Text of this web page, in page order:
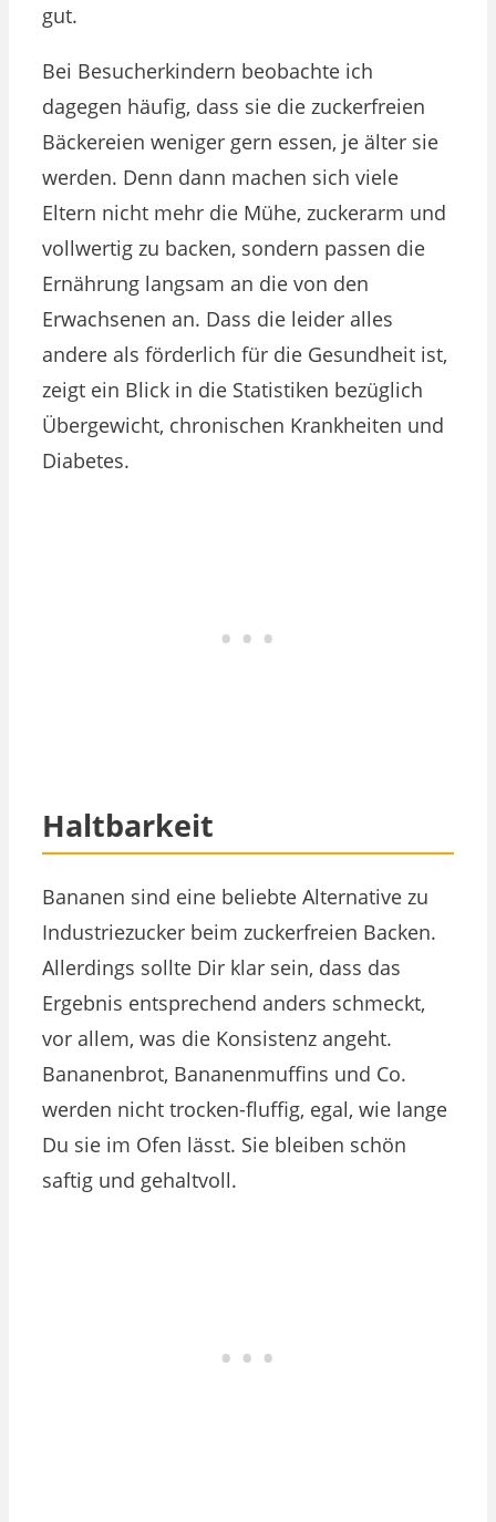
gut.
Bei Besucherkindern beobachte ich
dagegen häufig, dass sie die zuckerfreien
Bäckereien weniger gern essen, je älter sie
werden. Denn dann machen sich viele
Eltern nicht mehr die Mühe, zuckerarm und
vollwertig zu backen, sondern passen die
Ernährung langsam an die von den
Erwachsenen an. Dass die leider alles
andere als förderlich für die Gesundheit ist,
zeigt ein Blick in die Statistiken bezüglich
Übergewicht, chronischen Krankheiten und
Diabetes.
Haltbarkeit
Bananen sind eine beliebte Alternative zu
Industriezucker beim zuckerfreien Backen.
Allerdings sollte Dir klar sein, dass das
Ergebnis entsprechend anders schmeckt,
vor allem, was die Konsistenz angeht.
Bananenbrot, Bananenmuffins und Co.
werden nicht trocken-fluffig, egal, wie lange
Du sie im Ofen lässt. Sie bleiben schön
saftig und gehaltvoll.